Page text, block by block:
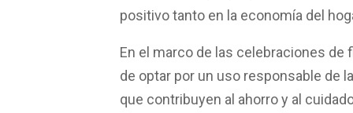
positivo tanto en la economía del
En el marco de las celebraciones de
de optar por un uso responsable de
que contribuyen al ahorro y al